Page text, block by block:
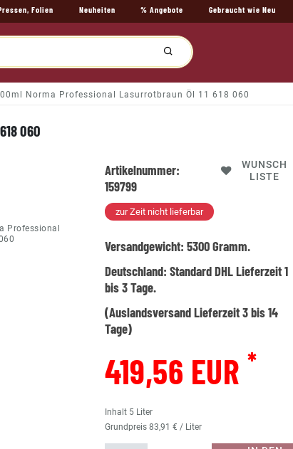
Folien Neuheiten % Angebote Gebraucht wie Neu
Norma Professional Lasurrotbraun Öl 11 618 060
060
Professional
Artikelnummer:
159799
WUNSCH
LISTE
zur Zeit nicht lieferbar
Versandgewicht:5300Gramm.
Deutschland:Standard DHL Lieferzeit 1
bis 3 Tage.
(Auslandsversand Lieferzeit 3 bis 14
Tage)
419,56 EUR *
Inhalt 5 Liter
Grundpreis83,91 € / Liter